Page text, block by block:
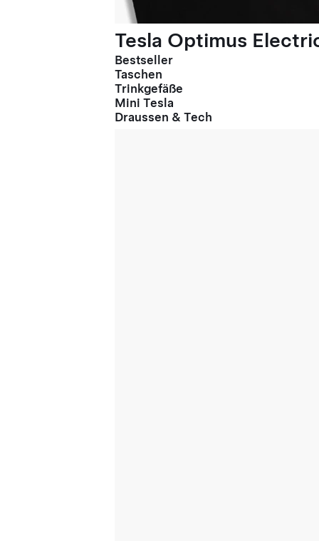
Tesla Optimus
Bestseller
Taschen
Trinkgefäße
Mini Tesla
Draussen & Tech